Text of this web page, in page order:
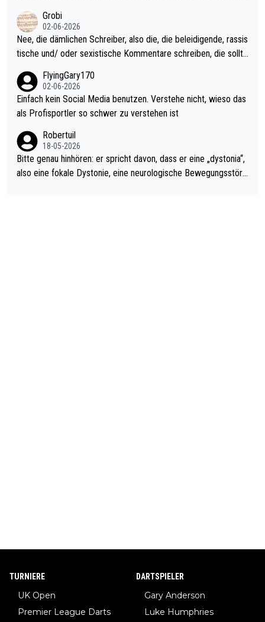
ohl wenig WDF Turniere spielen. Dies war bei Archie Self letzt
es Jahr der Fall. Er musste als amtierender Weltmeister durch
den Qualifier und ich glaube kaum, dass Mitchel sich das (in Ve
gas) antun würde, wenn er doch eigentlich die PDC-WM als Zi
el hat.
Grobi
02-06-2026
Nee, die dämlichen Schreiber, also die, die beleidigende, rassis
tische und/ oder sexistische Kommentare schreiben, die sollte
s Leben in den Griff kriegen. Nur eins wundert mich: Luke Little
r war doch neulich erst derjenige, der über Social Media GvV p
rovoziert hat. Und Littlers Mutter schießt öfters mal gegen Ric
FlyingGary170
02-06-2026
Einfach kein Social Media benutzen. Verstehe nicht, wieso das
als Profisportler so schwer zu verstehen ist
Robertuil
18-05-2026
Bitte genau hinhören: er spricht davon, dass er eine „dystonia“,
also eine fokale Dystonie, eine neurologische Bewegungsstöru
TURNIERE
UK Open
Premier League Darts
DARTSPIELER
Gary Anderson
Luke Humphries